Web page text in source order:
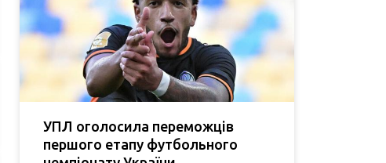
УПЛ оголосила переможців
першого етапу футбольного